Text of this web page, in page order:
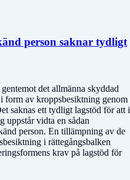
person saknar tydligt
det allmänna skyddad
form av kroppsbesiktning genom
saknas ett tydligt lagstöd för att i
uppstår vidta en sådan
person. En tillämpning av de
i rättegångsbalken
krav på lagstöd för